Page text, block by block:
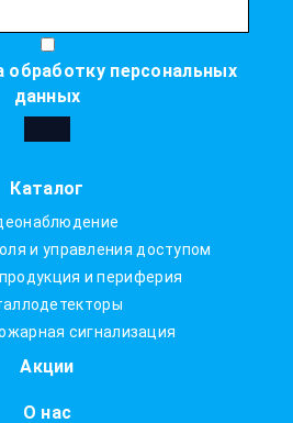
обработку персональных
данных
Каталог
и управления доступом
и периферия
сигнализация
Акции
О нас